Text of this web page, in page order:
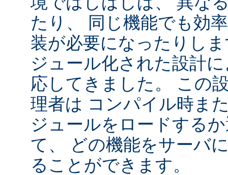
たり、 同じ機能でも効
装が必要になったりし
ジュール化された設計
応してきました。 この
理者は コンパイル時ま
ジュールをロードする
て、 どの機能をサーバ
ることができます。